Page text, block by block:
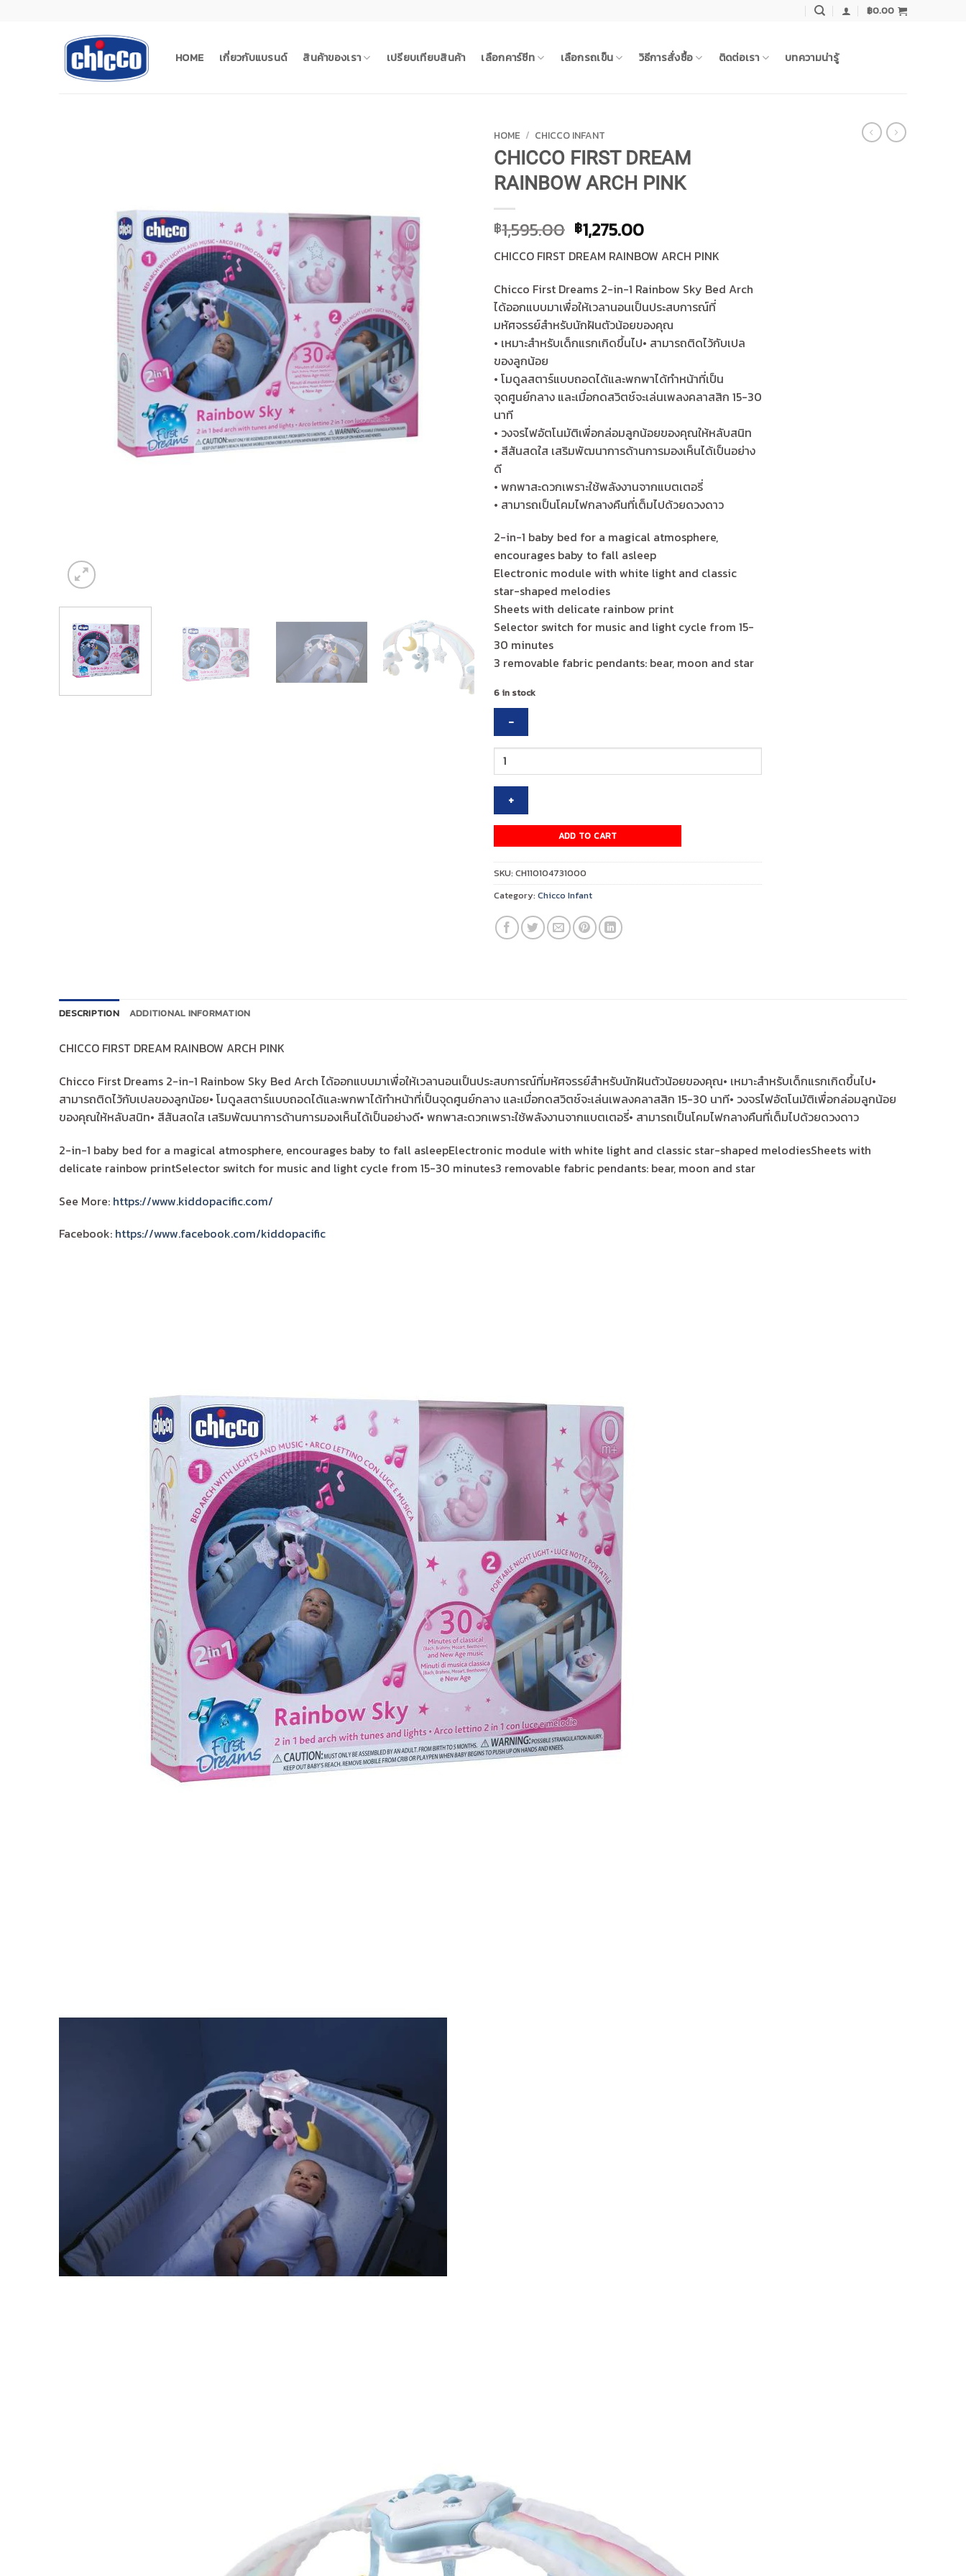
฿0.00
HOME เกี่ยวกับแบรนด์ สินค้าของเรา เปรียบเทียบสินค้า เลือกคาร์ซีท เลือกรถเข็น วิธีการสั่งซื้อ ติดต่อเรา บทความน่ารู้
HOME / CHICCO INFANT
CHICCO FIRST DREAM
RAINBOW ARCH PINK
฿1,595.00 Original
price
was:
฿1,595.00.
฿1,275.00Current
price
is:
฿1,275.00.
CHICCO FIRST DREAM RAINBOW ARCH PINK
Chicco First Dreams 2-in-1 Rainbow Sky Bed Arch
ได้ออกแบบมาเพื่อให้เวลานอนเป็นประสบการณ์ที่
มหัศจรรย์สำหรับนักฝันตัวน้อยของคุณ
• เหมาะสำหรับเด็กแรกเกิดขึ้นไป• สามารถติดไว้กับเปล
ของลูกน้อย
• โมดูลสตาร์แบบถอดได้และพกพาได้ทำหน้าที่เป็น
จุดศูนย์กลาง และเมื่อกดสวิตช์จะเล่นเพลงคลาสสิก 15-30
นาที
• วงจรไฟอัตโนมัติเพื่อกล่อมลูกน้อยของคุณให้หลับสนิท
• สีสันสดใส เสริมพัฒนาการด้านการมองเห็นได้เป็นอย่าง
ดี
• พกพาสะดวกเพราะใช้พลังงานจากแบตเตอรี่
• สามารถเป็นโคมไฟกลางคืนที่เต็มไปด้วยดวงดาว
2-in-1 baby bed for a magical atmosphere,
encourages baby to fall asleep
Electronic module with white light and classic
star-shaped melodies
Sheets with delicate rainbow print
Selector switch for music and light cycle from 15-
30 minutes
3 removable fabric pendants: bear, moon and star
6 in stock
CHICCO
FIRST
DREAM
RAINBOW
ADD TO CART
SKU: CH110104731000
Category: Chicco Infant
DESCRIPTION ADDITIONAL INFORMATION
CHICCO FIRST DREAM RAINBOW ARCH PINK
Chicco First Dreams 2-in-1 Rainbow Sky Bed Arch ได้ออกแบบมาเพื่อให้เวลานอนเป็นประสบการณ์ที่มหัศจรรย์สำหรับนักฝันตัวน้อยของคุณ• เหมาะสำหรับเด็กแรกเกิดขึ้นไป•
สามารถติดไว้กับเปลของลูกน้อย• โมดูลสตาร์แบบถอดได้และพกพาได้ทำหน้าที่เป็นจุดศูนย์กลาง และเมื่อกดสวิตช์จะเล่นเพลงคลาสสิก 15-30 นาที• วงจรไฟอัตโนมัติเพื่อกล่อมลูกน้อย
ของคุณให้หลับสนิท• สีสันสดใส เสริมพัฒนาการด้านการมองเห็นได้เป็นอย่างดี• พกพาสะดวกเพราะใช้พลังงานจากแบตเตอรี่• สามารถเป็นโคมไฟกลางคืนที่เต็มไปด้วยดวงดาว
2-in-1 baby bed for a magical atmosphere, encourages baby to fall asleepElectronic module with white light and classic star-shaped melodiesSheets with
delicate rainbow printSelector switch for music and light cycle from 15-30 minutes3 removable fabric pendants: bear, moon and star
See More: https://www.kiddopacific.com/
Facebook: https://www.facebook.com/kiddopacific